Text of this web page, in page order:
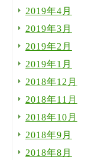
2019年4月
2019年3月
2019年2月
2019年1月
2018年12月
2018年11月
2018年10月
2018年9月
2018年8月